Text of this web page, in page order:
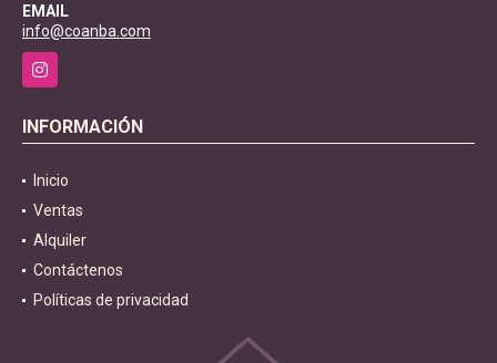
EMAIL
info@coanba.com
Instagram
INFORMACIÓN
Inicio
Ventas
Alquiler
Contáctenos
Políticas de privacidad